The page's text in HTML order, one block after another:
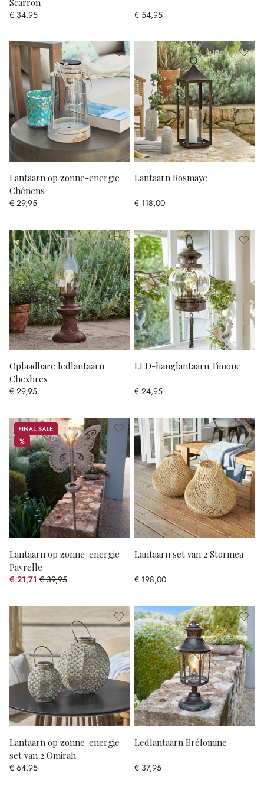
Scarron
€ 34,95
€ 54,95
Lantaarn op zonne-energie
Chénens
€ 29,95
Lantaarn Rosmaye
€ 118,00
Oplaadbare ledlantaarn
Chexbres
€ 29,95
LED-hanglantaarn Timone
€ 24,95
Sale
%
%
Lantaarn op zonne-energie
Pavrelle
€ 21,71 € 39,95
(45.66% gespart)
Lantaarn set van 2 Stormea
€ 198,00
Lantaarn op zonne-energie
set van 2 Omirah
€ 64,95
Ledlantaarn Brélomine
€ 37,95